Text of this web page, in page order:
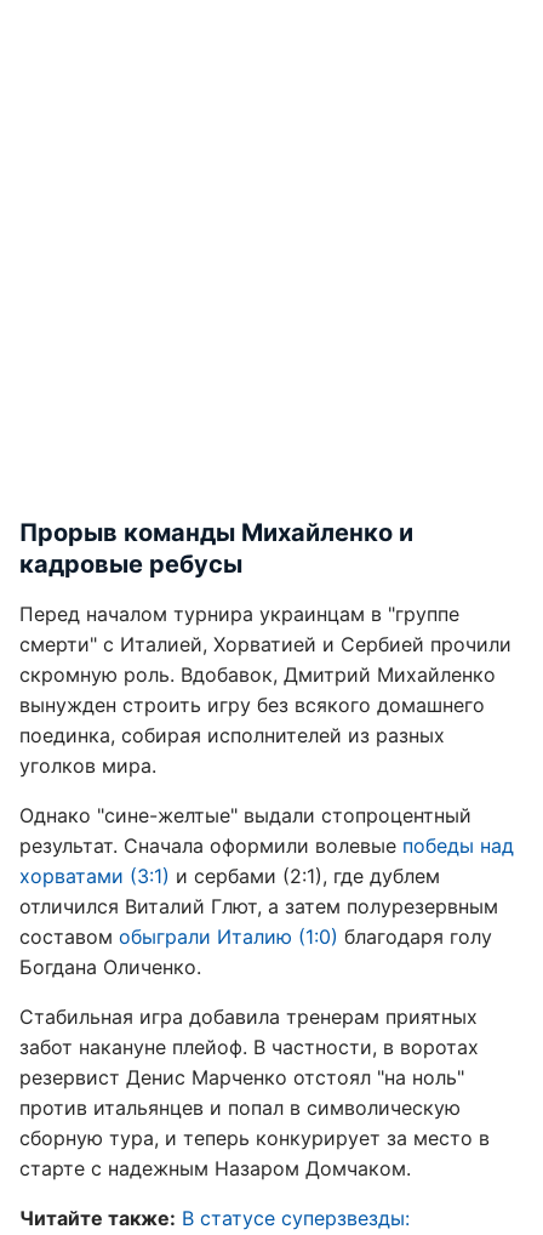
Прорыв команды Михайленко и
кадровые ребусы
Перед началом турнира украинцам в "группе
смерти" с Италией, Хорватией и Сербией прочили
скромную роль. Вдобавок, Дмитрий Михайленко
вынужден строить игру без всякого домашнего
поединка, собирая исполнителей из разных
уголков мира.
Однако "сине-желтые" выдали стопроцентный
результат. Сначала оформили волевые победы над
хорватами (3:1) и сербами (2:1), где дублем
отличился Виталий Глют, а затем полурезервным
составом обыграли Италию (1:0) благодаря голу
Богдана Оличенко.
Стабильная игра добавила тренерам приятных
забот накануне плейоф. В частности, в воротах
резервист Денис Марченко отстоял "на ноль"
против итальянцев и попал в символическую
сборную тура, и теперь конкурирует за место в
старте с надежным Назаром Домчаком.
Читайте также: В статусе суперзвезды: